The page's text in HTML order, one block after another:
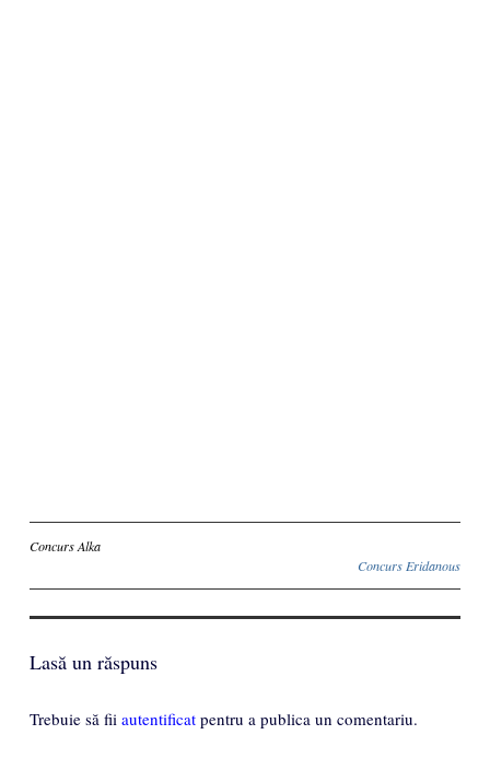
Inscriere
Concurs Alka
Concurs Eridanous
Lasă un răspuns
Trebuie să fii autentificat pentru a publica un comentariu.